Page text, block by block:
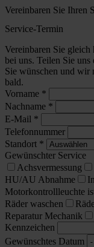
Vereinbaren Sie Ihren
Service-Termin
Vereinbaren Sie
bei uns. Teilen Sie
Sie wünschen und wir
bald.
Vorname *
Nachname *
E-Mail *
Telefonnummer
Standort *
Gewünschter Service
Achsvermessung
HU/AU Abnahme
Motorkontrollleuchte
Räder waschen
Reparatur Mechanik
Kennzeichen
Gewünschtes Datum